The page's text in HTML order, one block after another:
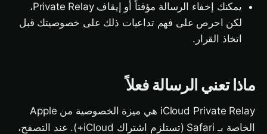
يمكنك إخفاء الرسالة مؤقتاً أو إيقاف Private Relay،
لكن احرص على فهم تداعيات ذلك على خصوصيتك قبل
اتخاذ القرار.
ماذا تعني الرسالة فعلاً
iCloud Private Relay هي ميزة الخصوصية من Apple
الخاصة بـ Safari (تستلزم اشتراك iCloud+). عند التصفح،